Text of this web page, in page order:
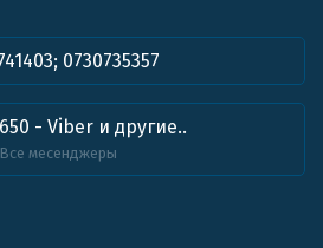
0730735357
- Viber и другие..
Все месенджеры